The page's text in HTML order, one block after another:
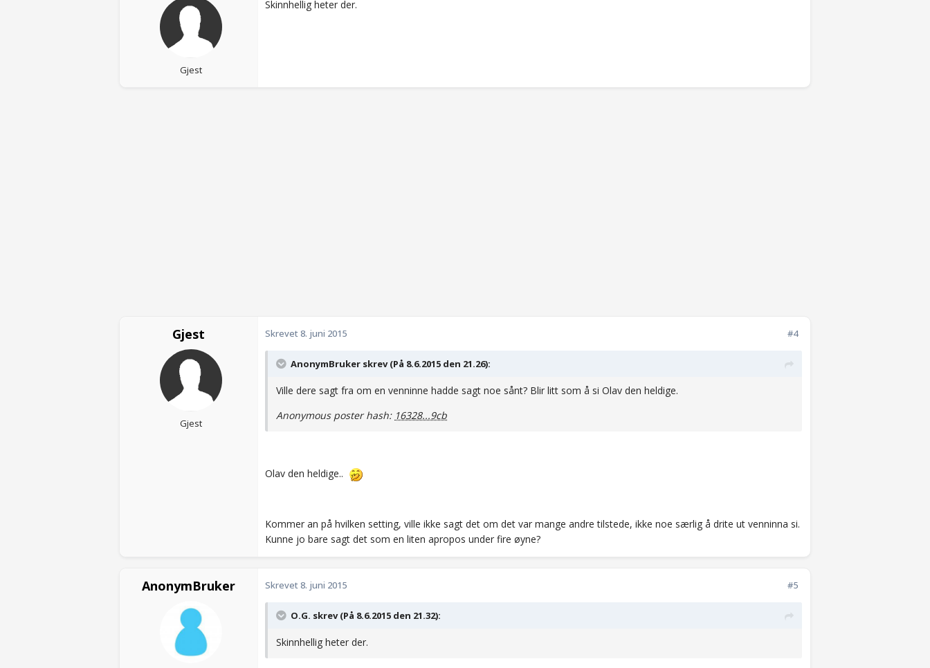
Gjest
Skinnhellig heter der.
Gjest
Gjest
#4
Skrevet8. juni 2015
AnonymBruker skrev (På 8.6.2015 den 21.26):
Ville dere sagt fra om en venninne hadde sagt noe sånt? Blir litt som å si Olav den heldige.
Anonymous poster hash: 16328...9cb
Olav den heldige..
Kommer an på hvilken setting, ville ikke sagt det om det var mange andre tilstede, ikke noe særlig å drite ut venninna si.
Kunne jo bare sagt det som en liten apropos under fire øyne?
AnonymBruker #5
Skrevet8. juni 2015
O.G. skrev (På 8.6.2015 den 21.32):
Skinnhellig heter der.